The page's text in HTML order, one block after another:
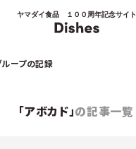
ヤマダイ食品 １００周年記念サイト
ープの記録
「アボカド」の記事一覧